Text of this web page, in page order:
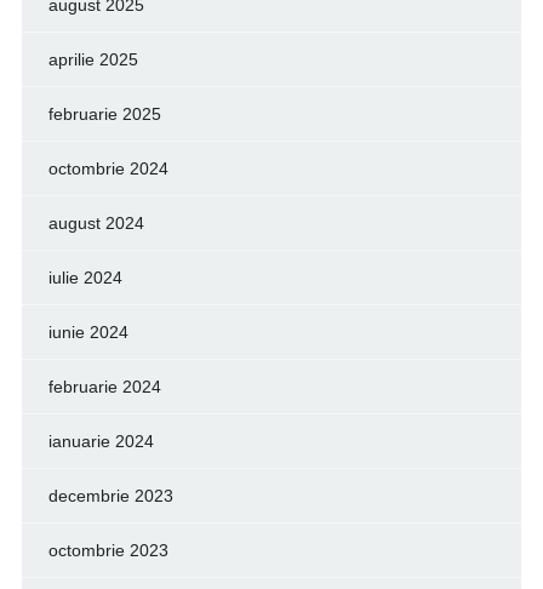
august 2025
aprilie 2025
februarie 2025
octombrie 2024
august 2024
iulie 2024
iunie 2024
februarie 2024
ianuarie 2024
decembrie 2023
octombrie 2023